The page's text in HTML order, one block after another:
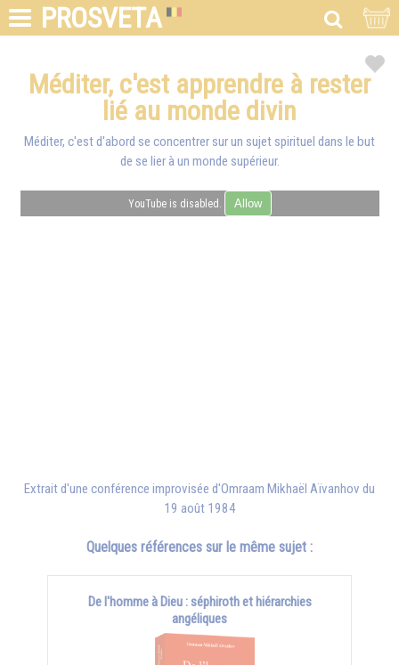
PROSVETA
Méditer, c'est apprendre à rester
lié au monde divin
Méditer, c'est d'abord se concentrer sur un sujet spirituel dans le but
de se lier à un monde supérieur.
YouTube is disabled. Allow
Extrait d'une conférence improvisée d'Omraam Mikhaël Aïvanhov du
19 août 1984
Quelques références sur le même sujet :
De l'homme à Dieu : séphiroth et hiérarchies
angéliques